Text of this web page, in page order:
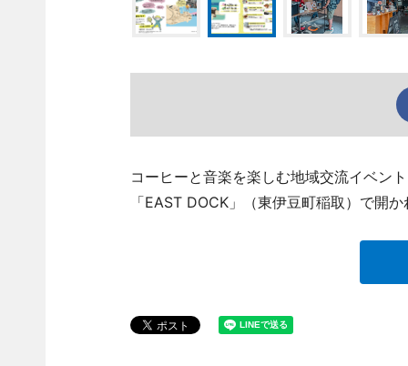
コーヒーと音楽を楽しむ地域交流イベン
「EAST DOCK」（東伊豆町稲取）で開